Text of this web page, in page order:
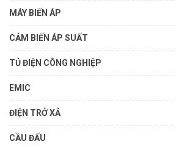
MÁY BIẾN ÁP
CẢM BIẾN ÁP SUẤT
TỦ ĐIỆN CÔNG NGHIỆP
EMIC
ĐIỆN TRỞ XẢ
CẦU ĐẤU